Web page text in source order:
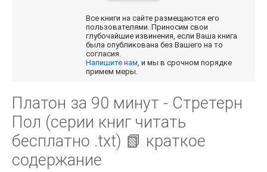
Все книги на сайте размещаются его
пользователями. Приносим свои
глубочайшие извинения, если Ваша книга
была опубликована без Вашего на то
согласия.
Напишите нам, и мы в срочном порядке
примем меры.
Платон за 90 минут - Стретерн
Пол (серии книг читать
бесплатно .txt) 📗 краткое
содержание